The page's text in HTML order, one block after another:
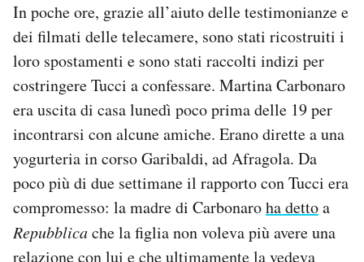
In poche ore, grazie all’aiuto delle testimonianze e
dei filmati delle telecamere, sono stati ricostruiti i
loro spostamenti e sono stati raccolti indizi per
costringere Tucci a confessare. Martina Carbonaro
era uscita di casa lunedì poco prima delle 19 per
incontrarsi con alcune amiche. Erano dirette a una
yogurteria in corso Garibaldi, ad Afragola. Da
poco più di due settimane il rapporto con Tucci era
compromesso: la madre di Carbonaroha dettoa
Repubblicache la figlia non voleva più avere una
relazione con lui e che ultimamente la vedeva